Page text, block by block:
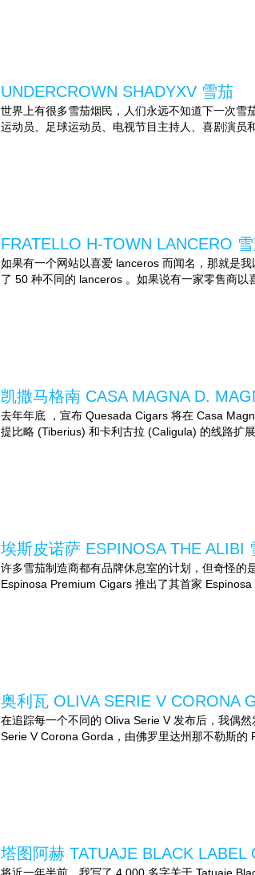
UNDERCROWN SHADYXV 雪茄
世界上有很多雪茄烟民，人们永远不知道下一次雪
运动员、足球运动员、电视节目主持人、喜剧演员
FRATELLO H-TOWN LANCERO
如果有一个网站以喜爱 lanceros 而闻名，那就是
了 50 种不同的 lanceros 。如果说有一家零售商以
凯撒马格南 CASA MAGNA D.
去年年底 ，宣布 Quesada Cigars 将在 Casa
提比略 (Tiberius) 和卡利古拉 (Caligula) 的线路扩
埃斯皮诺萨 ESPINOSA THE ALIBI
许多雪茄制造商都有品牌休息室的计划，但奇怪的
Espinosa Premium Cigars 推出了其首家 Espinosa
奥利瓦 OLIVA SERIE V CORONA
在追踪每一个不同的 Oliva Serie V 发布后，我偶
Serie V Corona Gorda，由佛罗里达州那不勒斯的
塔图阿赫 TATUAJE BLACK